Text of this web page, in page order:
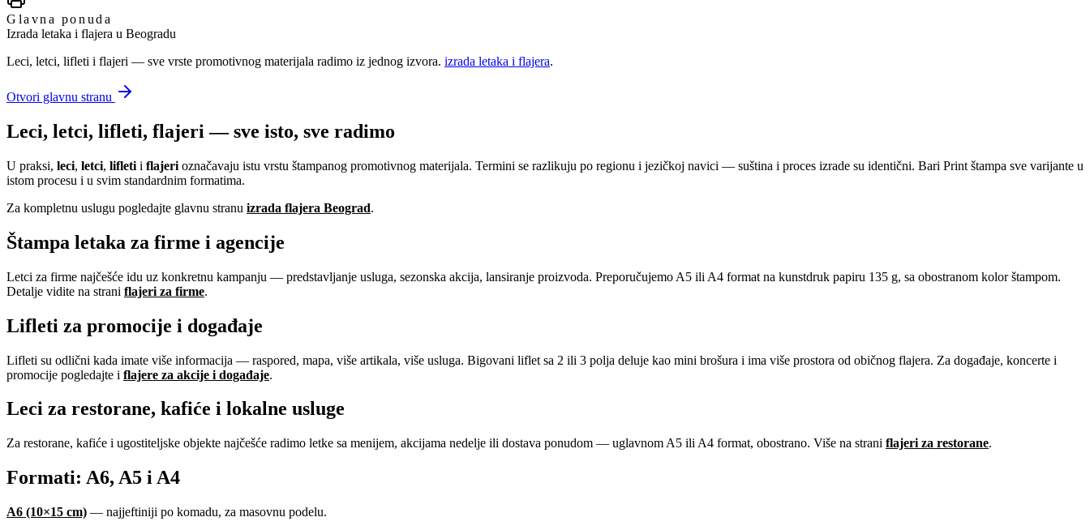
Glavna ponuda
Izrada letaka i flajera u Beogradu
Leci, letci, lifleti i flajeri — sve vrste promotivnog materijala radimo iz jednog izvora. izrada letaka i flajera.
Otvori glavnu stranu
Leci, letci, lifleti, flajeri — sve isto, sve radimo
U praksi, leci, letci, lifleti i flajeri označavaju istu vrstu štampanog promotivnog materijala. Termini se razlikuju po regionu i jezičkoj navici — suština i proces izrade su identični. Bari Print štampa sve varijante u
istom procesu i u svim standardnim formatima.
Za kompletnu uslugu pogledajte glavnu stranu izrada flajera Beograd.
Štampa letaka za firme i agencije
Letci za firme najčešće idu uz konkretnu kampanju — predstavljanje usluga, sezonska akcija, lansiranje proizvoda. Preporučujemo A5 ili A4 format na kunstdruk papiru 135 g, sa obostranom kolor štampom.
Detalje vidite na strani flajeri za firme.
Lifleti za promocije i događaje
Lifleti su odlični kada imate više informacija — raspored, mapa, više artikala, više usluga. Bigovani liflet sa 2 ili 3 polja deluje kao mini brošura i ima više prostora od običnog flajera. Za događaje, koncerte i
promocije pogledajte i flajere za akcije i događaje.
Leci za restorane, kafiće i lokalne usluge
Za restorane, kafiće i ugostiteljske objekte najčešće radimo letke sa menijem, akcijama nedelje ili dostava ponudom — uglavnom A5 ili A4 format, obostrano. Više na strani flajeri za restorane.
Formati: A6, A5 i A4
A6 (10×15 cm) — najjeftiniji po komadu, za masovnu podelu.